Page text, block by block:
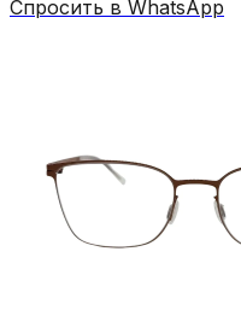
Спросить в WhatsApp